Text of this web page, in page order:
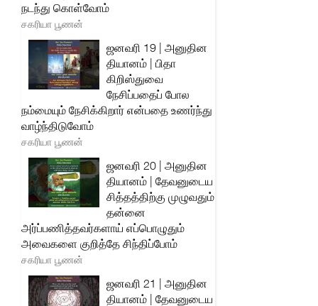
நடந்து கொள்வோம்
சகரியா பூணன்
ஜனவரி 19 | அனுதின
தியானம் | பிதா
கிறிஸ்துவை
நேசிப்பதைப் போல
நம்மையும் நேசிக்கிறார் என்பதை உணர்ந்து
வாழ்ந்திடுவோம்
சகரியா பூணன்
ஜனவரி 20 | அனுதின
தியானம் | தேவனுடைய
சித்தத்திற்கு முழுவதும்
தன்னை
அர்ப்பணித்தவர்களாய் எப்பொழுதும்
அவைகளை குறித்தே சிந்திப்போம்
சகரியா பூணன்
ஜனவரி 21 | அனுதின
தியானம் | தேவனுடைய